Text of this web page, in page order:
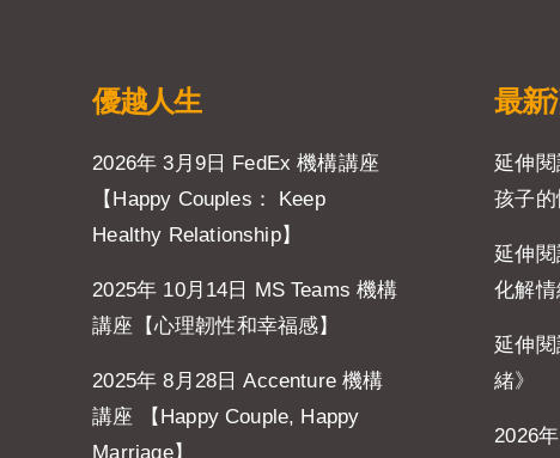
優越人生
2026年 3月9日 FedEx 機構講座
【Happy Couples： Keep
Healthy Relationship】
2025年 10月14日 MS Teams 機構
講座【心理韌性和幸福感】
2025年 8月28日 Accenture 機構
講座 【Happy Couple, Happy
Marriage】
最新
延伸
孩子的
延伸
化解情
延伸
緒》
2026